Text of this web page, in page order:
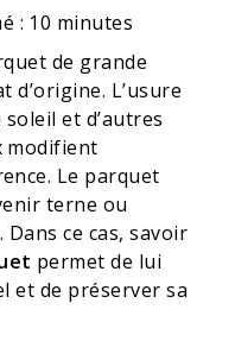
: 10 minutes
de grande
L’usure
et d’autres
modifient
Le parquet
terne ou
ce cas, savoir
permet de lui
et de préserver sa